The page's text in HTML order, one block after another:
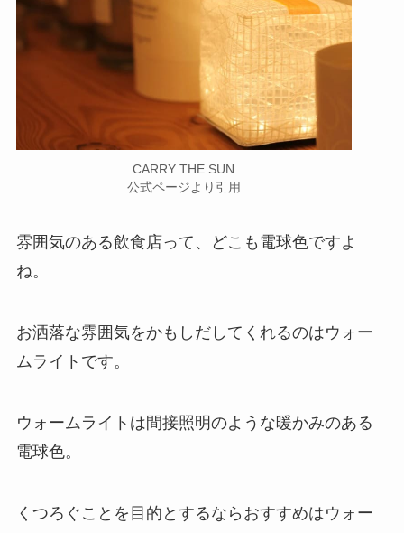
CARRY THE SUN
公式ページより引用
雰囲気のある飲食店って、どこも電球色ですよ
ね。
お洒落な雰囲気をかもしだしてくれるのはウォー
ムライトです。
ウォームライトは間接照明のような暖かみのある
電球色。
くつろぐことを目的とするならおすすめはウォー